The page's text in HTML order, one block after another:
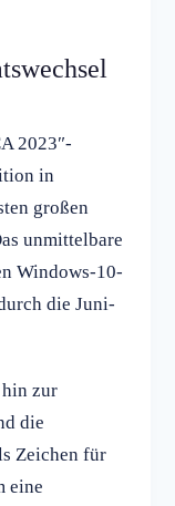
2023″-
in
großen
unmittelbare
Windows-10-
die Juni-
hin zur
die
Zeichen für
eine